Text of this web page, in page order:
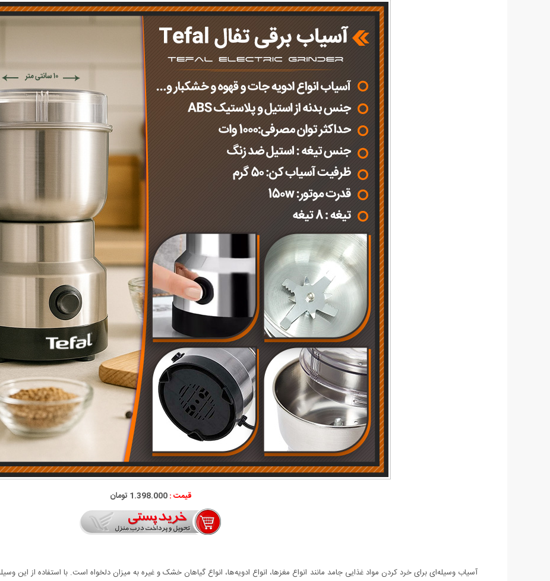
قیمت :1.398.000 تومان
آسیاب وسیله‌ای برای خرد کردن مواد غذایی جامد مانند انواع مغزها، انواع ادویه‌ها، انواع گیاهان خشک و غیره به میزان دلخواه است. با استفاده از این